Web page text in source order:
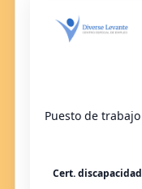
Puesto de
Cert. discapacidad